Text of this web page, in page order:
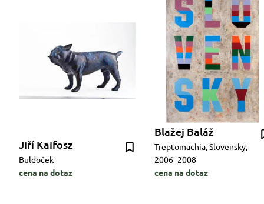
Jiří Kaifosz
Buldoček
cena na dotaz
Blažej Baláž
Treptomachia, Slovensky,
2006–2008
cena na dotaz